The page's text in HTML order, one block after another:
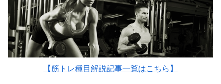
【筋トレ種目解説記事一覧はこちら】